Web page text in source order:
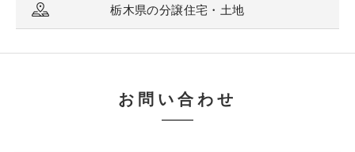
栃木県の分譲住宅・土地
お問い合わせ